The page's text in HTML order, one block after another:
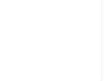
você: -
Condomínio